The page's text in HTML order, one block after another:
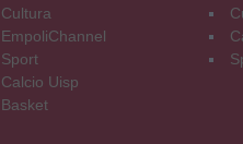
Cultura
EmpoliChannel
Sport
Calcio Uisp
Basket